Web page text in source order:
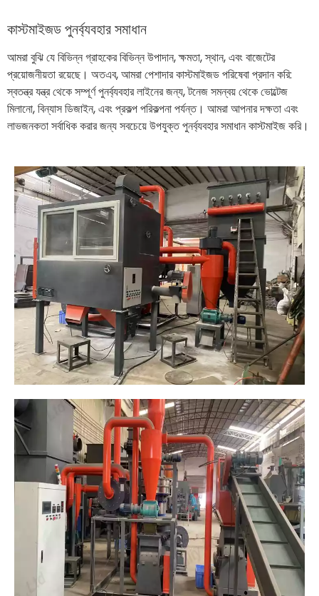
কাস্টমাইজড পুনর্ব্যবহার সমাধান
আমরা বুঝি যে বিভিন্ন গ্রাহকের বিভিন্ন উপাদান, ক্ষমতা, স্থান, এবং বাজেটের
প্রয়োজনীয়তা রয়েছে। অতএব, আমরা পেশাদার কাস্টমাইজড পরিষেবা প্রদান করি:
স্বতন্ত্র যন্ত্র থেকে সম্পূর্ণ পুনর্ব্যবহার লাইনের জন্য, টনেজ সমন্বয় থেকে ভোল্টেজ
মিলানো, বিন্যাস ডিজাইন, এবং প্রকল্প পরিকল্পনা পর্যন্ত। আমরা আপনার দক্ষতা এবং
লাভজনকতা সর্বাধিক করার জন্য সবচেয়ে উপযুক্ত পুনর্ব্যবহার সমাধান কাস্টমাইজ করি।